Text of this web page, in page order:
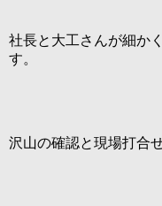
社長と大工さんが細か
す。
沢山の確認と現場打合